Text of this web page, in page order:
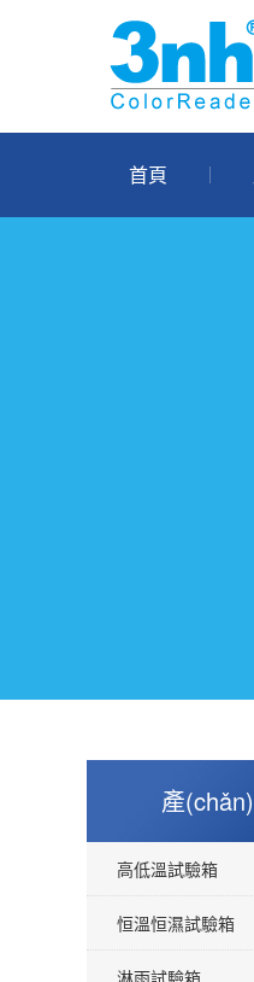
首頁
產
高低溫試驗箱
恒溫恒濕試驗箱
淋雨試驗箱